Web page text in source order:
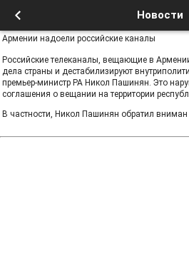
Новости
Армении надоели российские каналы
Российские телеканалы, вещающие в
дела страны и дестабилизируют
премьер-министр РА Никол Пашинян. Это
соглашения о вещании на территории
В частности, Никол Пашинян обратил вниман